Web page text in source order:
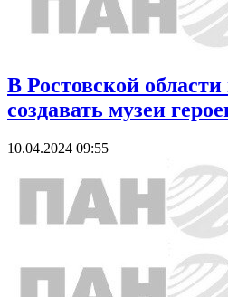
В Ростовской
создавать музеи
10.04.2024 09:55